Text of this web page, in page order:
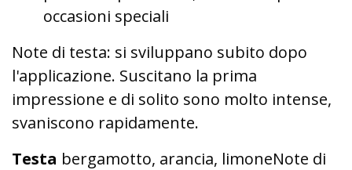
occasioni speciali
Note di testa: si sviluppano subito dopo
l'applicazione. Suscitano la prima
impressione e di solito sono molto intense,
svaniscono rapidamente.
Testa bergamotto, arancia, limoneNote di